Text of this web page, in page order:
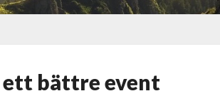
bättre event